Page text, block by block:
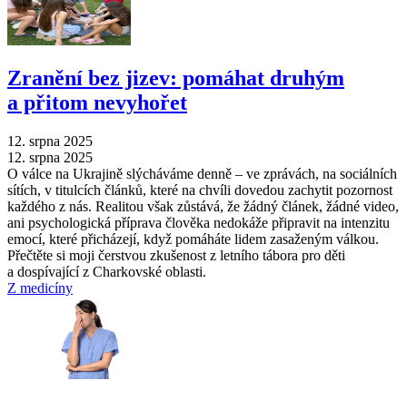
Zranění bez jizev: pomáhat druhým
a přitom nevyhořet
12. srpna 2025
12. srpna 2025
O válce na Ukrajině slýcháváme denně –⁠ ve zprávách, na sociálních
sítích, v titulcích článků, které na chvíli dovedou zachytit pozornost
každého z nás. Realitou však zůstává, že žádný článek, žádné video,
ani psychologická příprava člověka nedokáže připravit na intenzitu
emocí, které přicházejí, když pomáháte lidem zasaženým válkou.
Přečtěte si moji čerstvou zkušenost z letního tábora pro děti
a dospívající z Charkovské oblasti.
Z medicíny